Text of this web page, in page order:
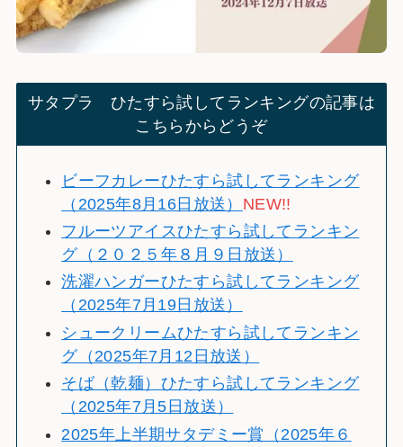
サタプラ ひたすら試してランキングの記事は
こちらからどうぞ
ビーフカレーひたすら試してランキング
（2025年8月16日放送） NEW!!
フルーツアイスひたすら試してランキン
グ（２０２５年８月９日放送）
洗濯ハンガーひたすら試してランキング
（2025年7月19日放送）
シュークリームひたすら試してランキン
グ（2025年7月12日放送）
そば（乾麺）ひたすら試してランキング
（2025年7月5日放送）
2025年上半期サタデミー賞（2025年６